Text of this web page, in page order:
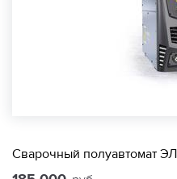
Сварочный полуавтомат